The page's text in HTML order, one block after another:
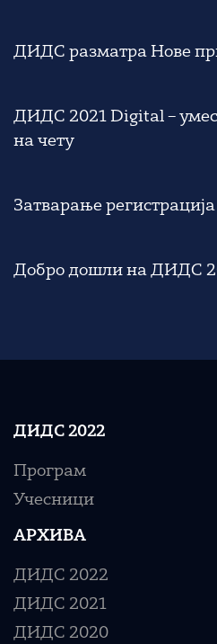
ДИДС разматра Нове
ДИДС 2021 Digital –
на чету
Затварање
Добро дошли на ДИДС
ДИДС 2022
Програм
Учесници
АРХИВА
ДИДС 2022
ДИДС 2021
ДИДС 2020